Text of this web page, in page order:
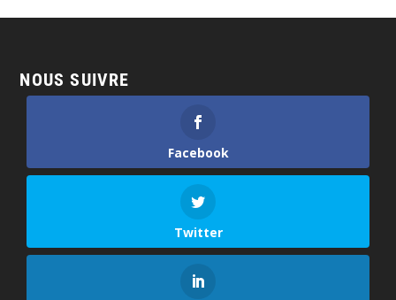
NOUS SUIVRE
Facebook
Twitter